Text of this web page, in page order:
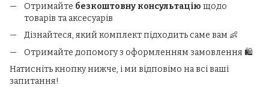
Отримайте безкоштовну консультацію щодо
товарів та аксесуарів
Дізнайтеся, який комплект підходить саме вам 👶
Отримайте допомогу з оформленням замовлення 🛍️
Натисніть кнопку нижче, і ми відповімо на всі ваші
запитання!